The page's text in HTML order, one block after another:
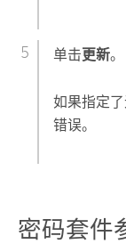
单击更新。
如果指定
错误。
密码套件